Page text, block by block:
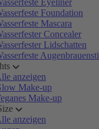
Eyeliner
Foundation
Mascara
Concealer
Lidschatten
anzeigen
Make-up
Make-up
anzeigen